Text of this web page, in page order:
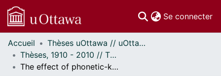
Se connecter
Communautés
et collections
Parcourir
Accueil
Thèses uOttawa // uOttawa Theses
Thèses, 1910 - 2010 // Theses, 1910 - 2010
The effect of phonetic-kinesthetic training on the measurable reading performance of primary pupils with reversal and inversion difficulties